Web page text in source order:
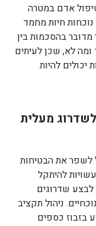
אדם במטרה
חיות מחמד
בהסכמות בין
לא, שכן לעיתים
להיות
מעלית
לשפר את הבטיחות
להיתקל
שדרוגים
ניהול תקציב
בזבוז כספים